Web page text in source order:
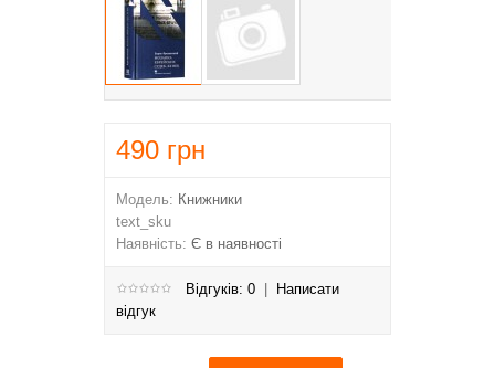
490 грн
Модель: Книжники
text_sku
Наявність: Є в наявності
Відгуків: 0
Написати
відгук